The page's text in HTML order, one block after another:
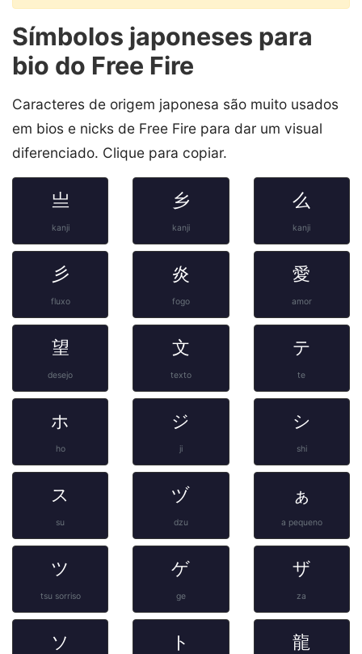
Símbolos japoneses para
bio do Free Fire
Caracteres de origem japonesa são muito usados
em bios e nicks de Free Fire para dar um visual
diferenciado. Clique para copiar.
亗
kanji
乡
kanji
么
kanji
彡
fluxo
炎
fogo
愛
amor
望
desejo
文
texto
テ
te
ホ
ho
ジ
ji
シ
shi
ス
su
ヅ
dzu
ぁ
a pequeno
ツ
tsu sorriso
ゲ
ge
ザ
za
ソ ト 龍